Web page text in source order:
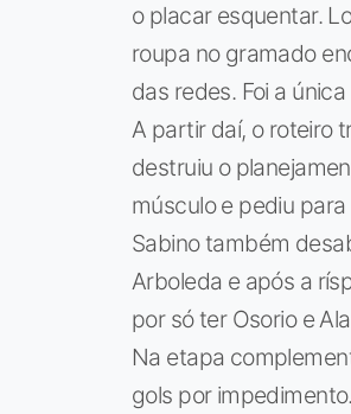
o placar esquentar.
roupa no gramado
das redes. Foi a
A partir daí, o roteiro
destruiu o
músculo e pediu
Sabino também
Arboleda e após a
por só ter Osorio e
Na etapa
gols por